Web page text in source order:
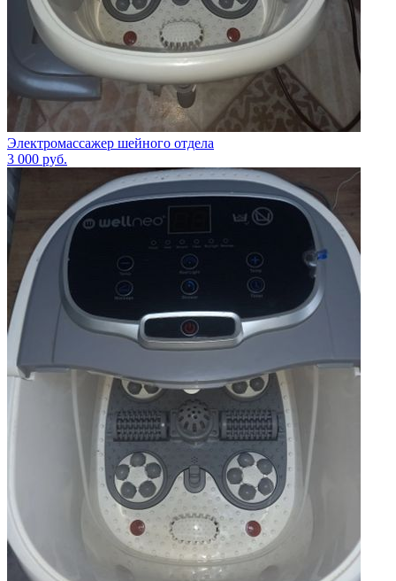
Электромассажер шейного отдела
3 000 руб.